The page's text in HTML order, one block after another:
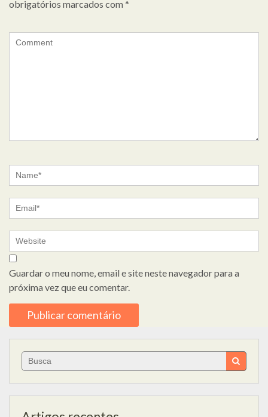
obrigatórios marcados com *
Guardar o meu nome, email e site neste navegador para a
próxima vez que eu comentar.
Search
for: